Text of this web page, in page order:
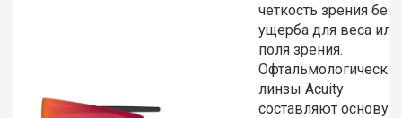
четкость зрения без
ущерба для веса или
поля зрения.
линзы Acuity
составляют основу